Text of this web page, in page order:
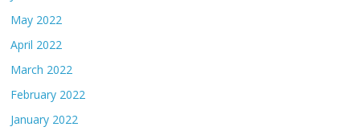
May 2022
April 2022
March 2022
February 2022
January 2022